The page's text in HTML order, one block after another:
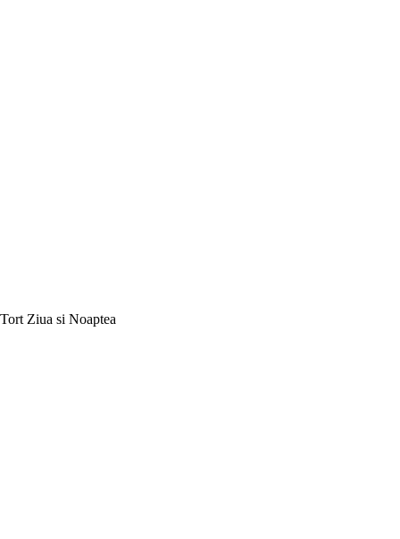
Tort Ziua si Noaptea